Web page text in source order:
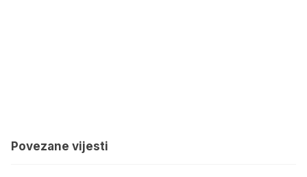
Povezane vijesti